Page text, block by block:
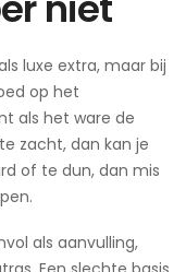
luxe extra, maar bij
op het
als het ware de
zacht, dan kan je
of te dun, dan mis
als aanvulling,